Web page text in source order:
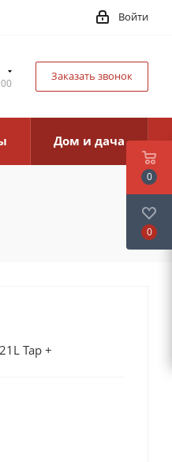
Войти
Заказать звонок
Дом и дача
Tap +
0
0